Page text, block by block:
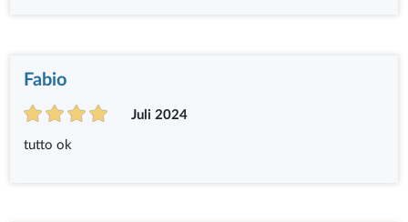
Fabio
Juli 2024
tutto ok